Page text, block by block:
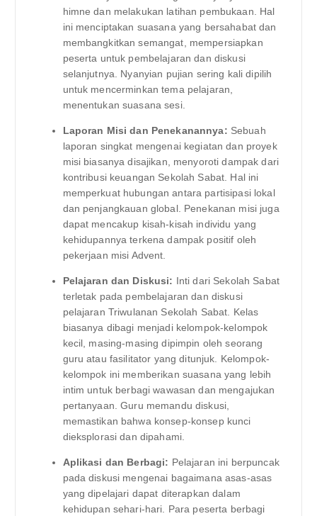
himne dan melakukan latihan pembukaan. Hal
ini menciptakan suasana yang bersahabat dan
membangkitkan semangat, mempersiapkan
peserta untuk pembelajaran dan diskusi
selanjutnya. Nyanyian pujian sering kali dipilih
untuk mencerminkan tema pelajaran,
menentukan suasana sesi.
Laporan Misi dan Penekanannya: Sebuah
laporan singkat mengenai kegiatan dan proyek
misi biasanya disajikan, menyoroti dampak dari
kontribusi keuangan Sekolah Sabat. Hal ini
memperkuat hubungan antara partisipasi lokal
dan penjangkauan global. Penekanan misi juga
dapat mencakup kisah-kisah individu yang
kehidupannya terkena dampak positif oleh
pekerjaan misi Advent.
Pelajaran dan Diskusi: Inti dari Sekolah Sabat
terletak pada pembelajaran dan diskusi
pelajaran Triwulanan Sekolah Sabat. Kelas
biasanya dibagi menjadi kelompok-kelompok
kecil, masing-masing dipimpin oleh seorang
guru atau fasilitator yang ditunjuk. Kelompok-
kelompok ini memberikan suasana yang lebih
intim untuk berbagi wawasan dan mengajukan
pertanyaan. Guru memandu diskusi,
memastikan bahwa konsep-konsep kunci
dieksplorasi dan dipahami.
Aplikasi dan Berbagi: Pelajaran ini berpuncak
pada diskusi mengenai bagaimana asas-asas
yang dipelajari dapat diterapkan dalam
kehidupan sehari-hari. Para peserta berbagi